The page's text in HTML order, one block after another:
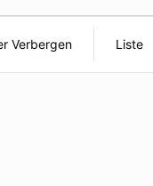
Verbergen Liste